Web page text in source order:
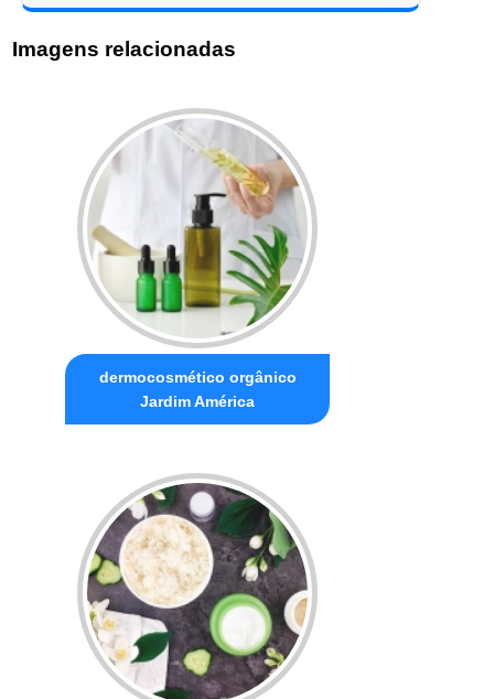
Imagens relacionadas
dermocosmético orgânico
Jardim América